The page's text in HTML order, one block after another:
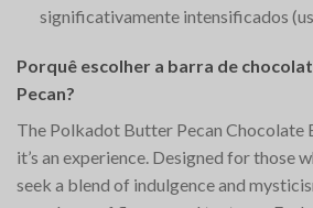
significativamente intensificados
Porquê escolher a barra de
Pecan?
The Polkadot Butter Pecan Chocolate
it’s an experience. Designed for those
seek a blend of indulgence and